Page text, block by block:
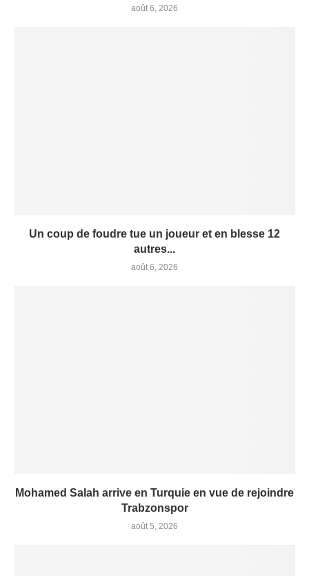
août 6, 2026
Un coup de foudre tue un joueur et en blesse 12
autres...
août 6, 2026
Mohamed Salah arrive en Turquie en vue de rejoindre
Trabzonspor
août 5, 2026